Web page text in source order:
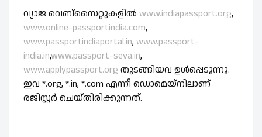
വ്യാജ വെബ്‌സൈറ്റുകളില്‍ www.indiapassport.org,
www.online-passportindia.com,
www.passportindiaportal.in, www.passport-
india.in,www.passport-seva.in,
www.applypassport.org തുടങ്ങിയവ ഉള്‍പ്പെടുന്നു.
ഇവ *.org, *.in, *.com എന്നീ ഡൊമെയ്‌നിലാണ്
രജിസ്റ്റര്‍ ചെയ്തിരിക്കുന്നത്.